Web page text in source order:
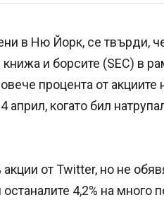
в Ню Йорк, се твърди,
и борсите (SEC) в
процента от
когато бил
от Twitter, но не
4,2% на много